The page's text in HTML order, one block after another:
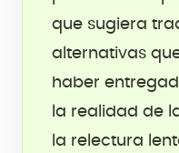
que sugiera
alternativas
haber
la realidad de
la relectura